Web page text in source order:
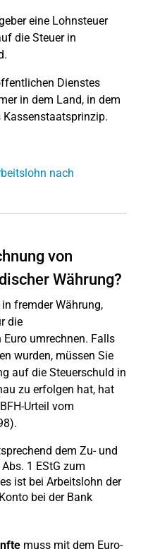
eine Lohnsteuer
die Steuer in
Dienstes
in dem Land, in dem
Kassenstaatsprinzip.
nach
von
Währung?
fremder Währung,
die
umrechnen. Falls
wurden, müssen Sie
auf die Steuerschuld in
zu erfolgen hat, hat
Urteil vom
dem Zu- und
1 EStG zum
ist bei Arbeitslohn der
bei der Bank
muss mit dem Euro-